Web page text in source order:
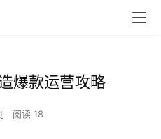
爆款运营攻略
阅读 18